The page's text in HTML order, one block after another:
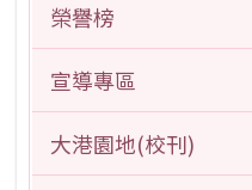
榮譽榜
宣導專區
大港園地(校刊)